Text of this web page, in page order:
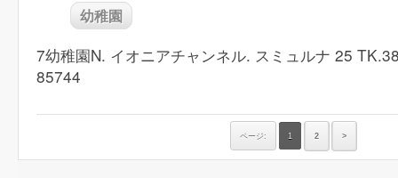
幼稚園
7幼稚園N. イオニアチャンネル. スミュルナ 25
85744
ページ: 1 2 >